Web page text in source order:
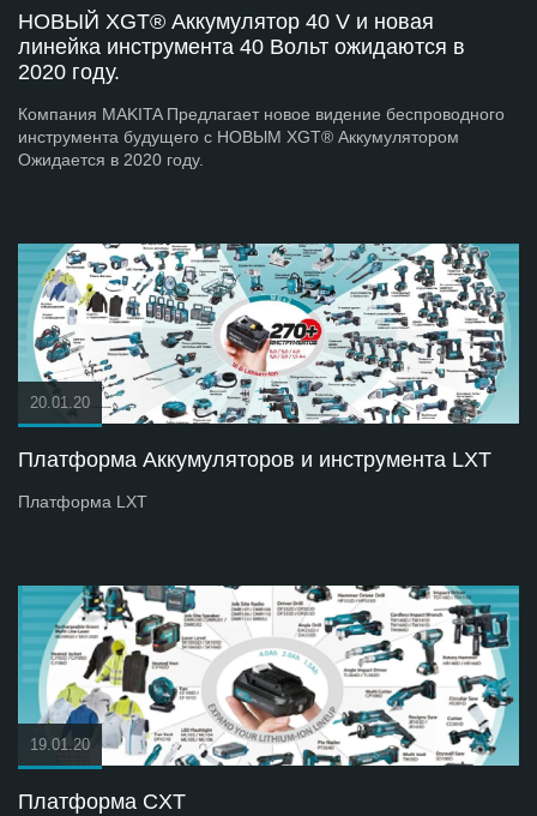
НОВЫЙ XGT® Аккумулятор 40 V и новая
линейка инструмента 40 Вольт ожидаются в
2020 году.
Компания MAKITA Предлагает новое видение беспроводного
инструмента будущего с НОВЫМ XGT® Аккумулятором
Ожидается в 2020 году.
20.01.20
Платформа Аккумуляторов и инструмента LXT
Платформа LXT
19.01.20
Платформа СXT